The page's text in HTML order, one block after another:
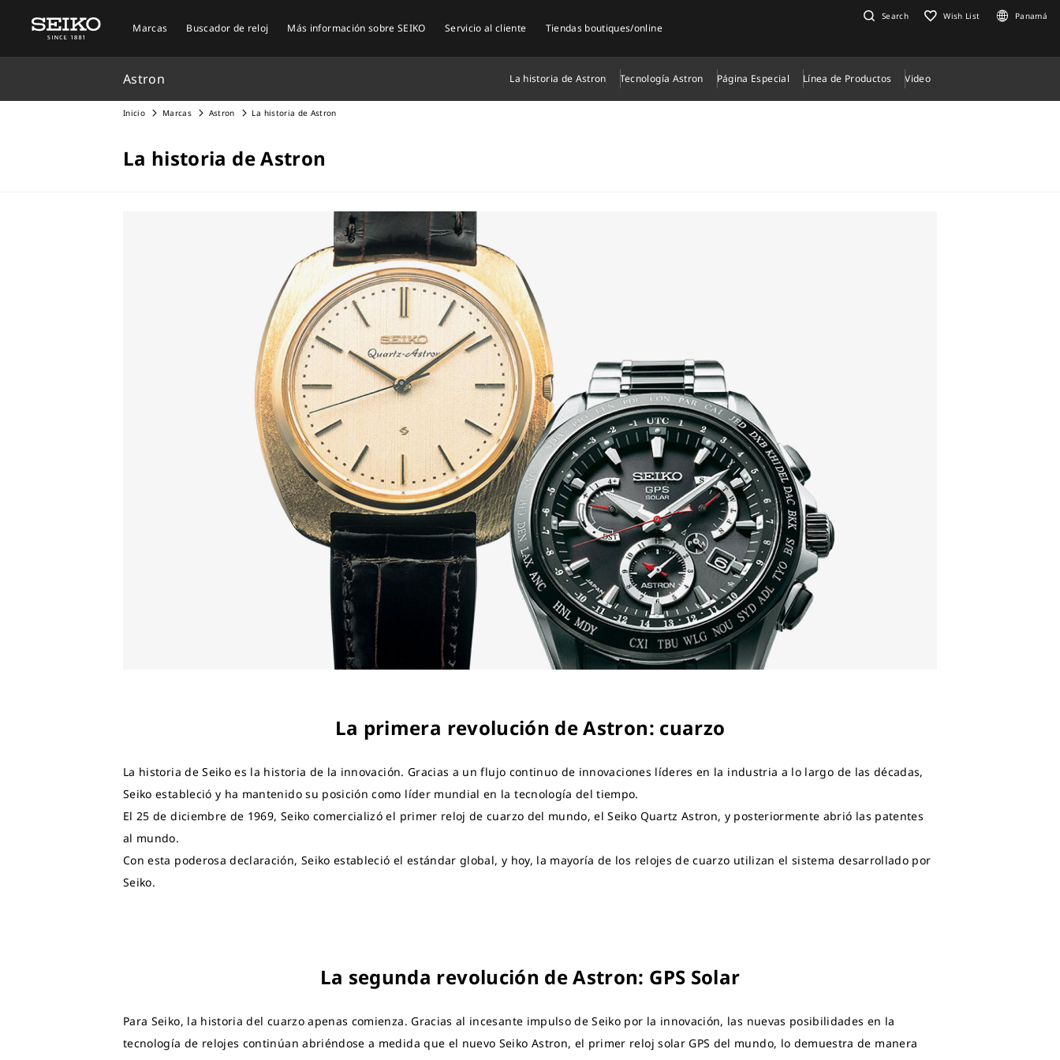
Marcas Buscador de reloj Más información sobre SEIKO Servicio al cliente Tiendas boutiques/online
Search Wish List Panamá
Astron La historia de Astron Tecnología Astron Página Especial Línea de Productos Video
Inicio Marcas Astron La historia de Astron
La historia de Astron
La primera revolución de Astron: cuarzo
La historia de Seiko es la historia de la innovación. Gracias a un flujo continuo de innovaciones líderes en la industria a lo largo de las décadas,
Seiko estableció y ha mantenido su posición como líder mundial en la tecnología del tiempo.
El 25 de diciembre de 1969, Seiko comercializó el primer reloj de cuarzo del mundo, el Seiko Quartz Astron, y posteriormente abrió las patentes
al mundo.
Con esta poderosa declaración, Seiko estableció el estándar global, y hoy, la mayoría de los relojes de cuarzo utilizan el sistema desarrollado por
Seiko.
La segunda revolución de Astron: GPS Solar
Para Seiko, la historia del cuarzo apenas comienza. Gracias al incesante impulso de Seiko por la innovación, las nuevas posibilidades en la
tecnología de relojes continúan abriéndose a medida que el nuevo Seiko Astron, el primer reloj solar GPS del mundo, lo demuestra de manera